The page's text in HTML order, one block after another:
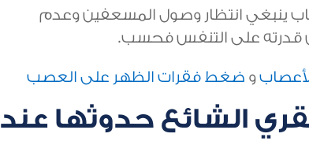
ينبغي انتظار وصول المسعفين وعدم
قدرته على التنفس فحسب.
و ضغط فقرات الظهر على العصب
الشائع حدوثها عند